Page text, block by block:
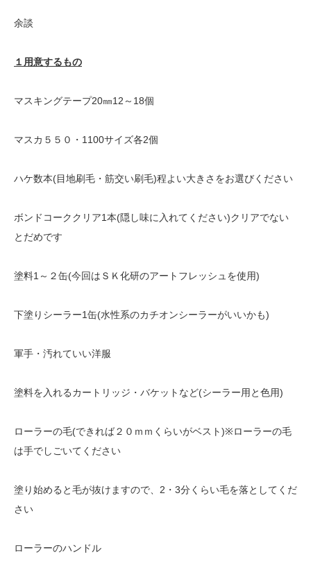
余談
１用意するもの
マスキングテープ20㎜12～18個
マスカ５５０・1100サイズ各2個
ハケ数本(目地刷毛・筋交い刷毛)程よい大きさをお選びください
ボンドコーククリア1本(隠し味に入れてください)クリアでない
とだめです
塗料1～２缶(今回はＳＫ化研のアートフレッシュを使用)
下塗りシーラー1缶(水性系のカチオンシーラーがいいかも)
軍手・汚れていい洋服
塗料を入れるカートリッジ・バケットなど(シーラー用と色用)
ローラーの毛(できれば２０ｍｍくらいがベスト)※ローラーの毛
は手でしごいてください
塗り始めると毛が抜けますので、2・3分くらい毛を落としてくだ
さい
ローラーのハンドル